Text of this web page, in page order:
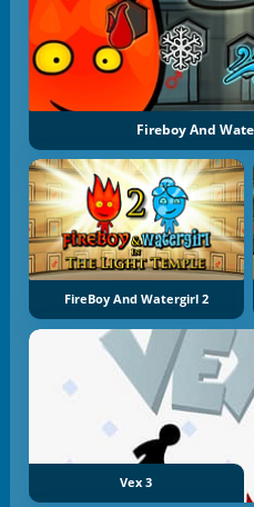
Fireboy And
FireBoy And Watergirl 2
Vex 3